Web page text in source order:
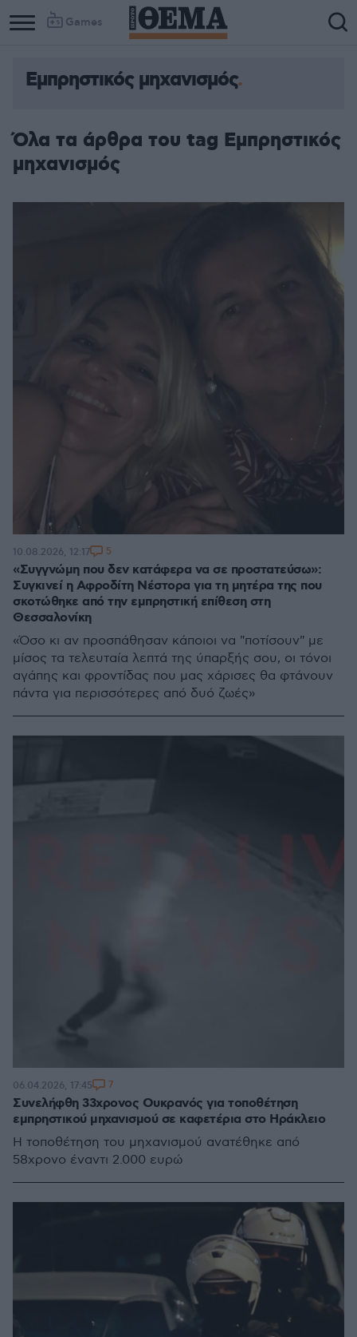
Games
Εμπρηστικός μηχανισμός
Όλα τα άρθρα του tag Εμπρηστικός
μηχανισμός
«Συγγνώμη που δεν κατάφερα να σε προστατεύσω»:
Συγκινεί η Αφροδίτη Νέστορα για τη μητέρα της που
σκοτώθηκε από την εμπρηστική επίθεση στη
Θεσσαλονίκη
«Όσο κι αν προσπάθησαν κάποιοι να "ποτίσουν" με
μίσος τα τελευταία λεπτά της ύπαρξής σου, οι τόνοι
αγάπης και φροντίδας που μας χάρισες θα φτάνουν
πάντα για περισσότερες από δυό ζωές»
10.08.2026, 12:17 5
Συνελήφθη 33χρονος Ουκρανός για τοποθέτηση
εμπρηστικού μηχανισμού σε καφετέρια στο Ηράκλειο
Η τοποθέτηση του μηχανισμού ανατέθηκε από
58χρονο έναντι 2.000 ευρώ
06.04.2026, 17:45 7